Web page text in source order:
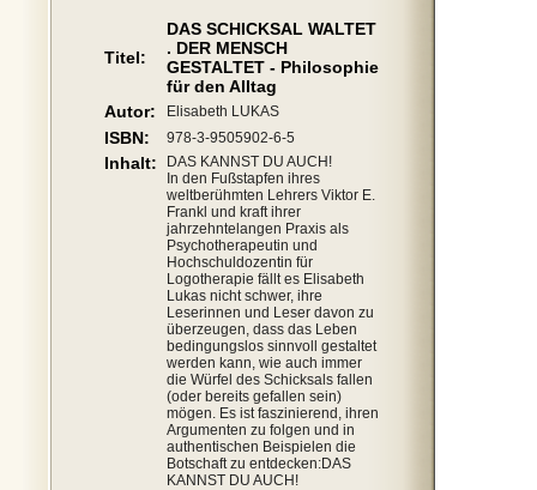
Titel:
DAS SCHICKSAL WALTET
. DER MENSCH
GESTALTET - Philosophie
für den Alltag
Autor:
Elisabeth LUKAS
ISBN: 978-3-9505902-6-5
Inhalt:
DAS KANNST DU AUCH!
In den Fußstapfen ihres
weltberühmten Lehrers Viktor E.
Frankl und kraft ihrer
jahrzehntelangen Praxis als
Psychotherapeutin und
Hochschuldozentin für
Logotherapie fällt es Elisabeth
Lukas nicht schwer, ihre
Leserinnen und Leser davon zu
überzeugen, dass das Leben
bedingungslos sinnvoll gestaltet
werden kann, wie auch immer
die Würfel des Schicksals fallen
(oder bereits gefallen sein)
mögen. Es ist faszinierend, ihren
Argumenten zu folgen und in
authentischen Beispielen die
Botschaft zu entdecken:DAS
KANNST DU AUCH!